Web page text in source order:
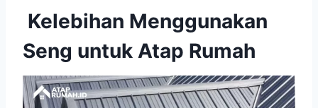
Kelebihan Menggunakan
Seng untuk Atap Rumah